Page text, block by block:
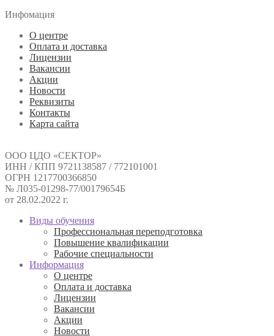
Инфомация
О центре
Оплата и доставка
Лицензии
Вакансии
Акции
Новости
Реквизиты
Контакты
Карта сайта
ООО ЦДО «СЕКТОР»
ИНН / КПП 9721138587 / 772101001
ОГРН 1217700366850
№ Л035-01298-77/00179654Б
от 28.02.2022 г.
Виды обучения
Профессиональная переподготовка
Повышение квалификации
Рабочие специальности
Информация
О центре
Оплата и доставка
Лицензии
Вакансии
Акции
Новости